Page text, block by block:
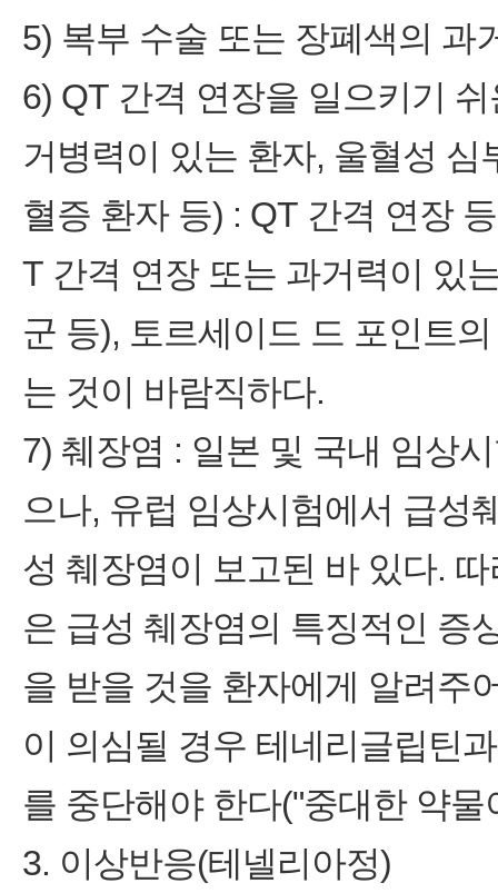
5) 복부 수술 또는 장폐색의 과
6) QT 간격 연장을 일으키기
거병력이 있는 환자, 울혈성
혈증 환자 등) : QT 간격 연장
T 간격 연장 또는 과거력이 있
군 등), 토르세이드 드 포인트
는 것이 바람직하다.
7) 췌장염 : 일본 및 국내 임상
으나, 유럽 임상시험에서 급성
성 췌장염이 보고된 바 있다.
은 급성 췌장염의 특징적인 증
을 받을 것을 환자에게 알려주
이 의심될 경우 테네리글립틴
를 중단해야 한다("중대한 약물
3. 이상반응(테넬리아정)